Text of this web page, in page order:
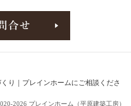
2026 プレインホーム（平原建築工房）
り｜プレインホームにご相談くださ